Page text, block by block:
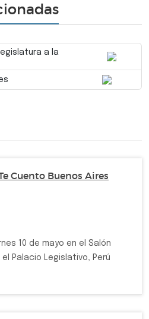
a la
Cuento Buenos Aires
10 de mayo en el Salón
Palacio Legislativo, Perú